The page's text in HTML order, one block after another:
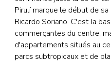
Pirulí marque le début de
Ricardo Soriano. C'est la
commerçantes du centre,
d'appartements situés au
parcs subtropicaux et de